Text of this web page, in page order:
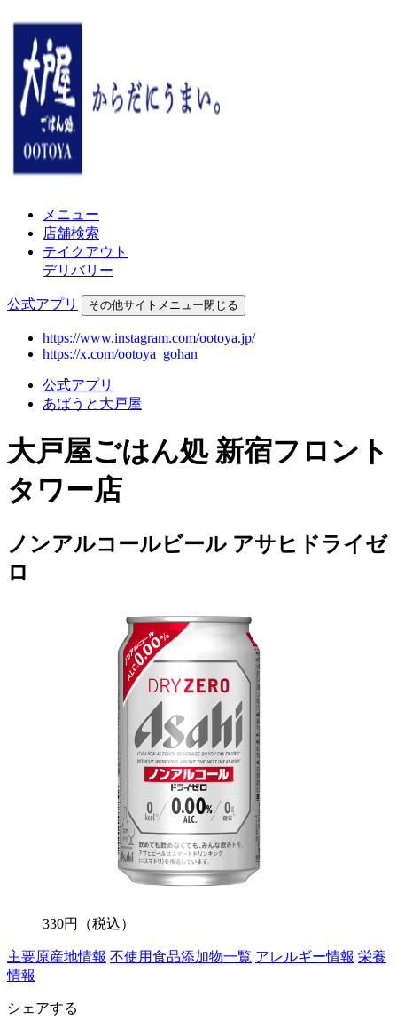
メニュー
店舗検索
テイクアウト
デリバリー
公式アプリ その他サイトメニュー閉じる
https://www.instagram.com/ootoya.jp/
https://x.com/ootoya_gohan
公式アプリ
あばうと大戸屋
大戸屋ごはん処 新宿フロント
タワー店
ノンアルコールビール アサヒドライゼ
ロ
330円 （税込）
主要原産地情報 不使用食品添加物一覧 アレルギー情報 栄養
情報
シェアする